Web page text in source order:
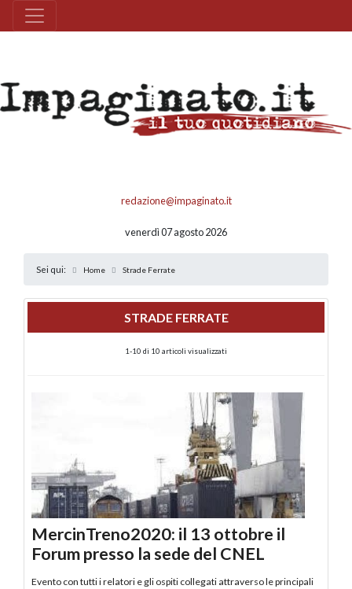
redazione@impaginato.it
venerdì 07 agosto 2026
Sei qui: Home Strade Ferrate
STRADE FERRATE
1-10 di 10 articoli visualizzati
MercinTreno2020: il 13 ottobre il
Forum presso la sede del CNEL
Evento con tutti i relatori e gli ospiti collegati attraverso le principali